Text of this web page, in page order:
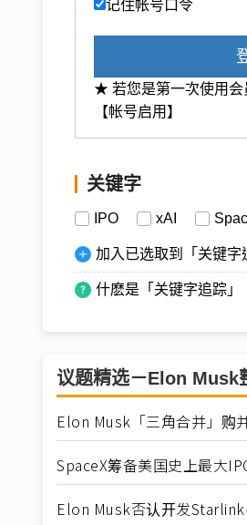
记住帐号口令
★ 若您是第一次使用会
【帐号启用】
关键字
IPO xAI
加入已选取到「关键字
什麽是「关键字追踪」
议题精选－Elon Musk
Elon Musk「三角合并」购
SpaceX筹备美国史上最大
Elon Musk否认开发